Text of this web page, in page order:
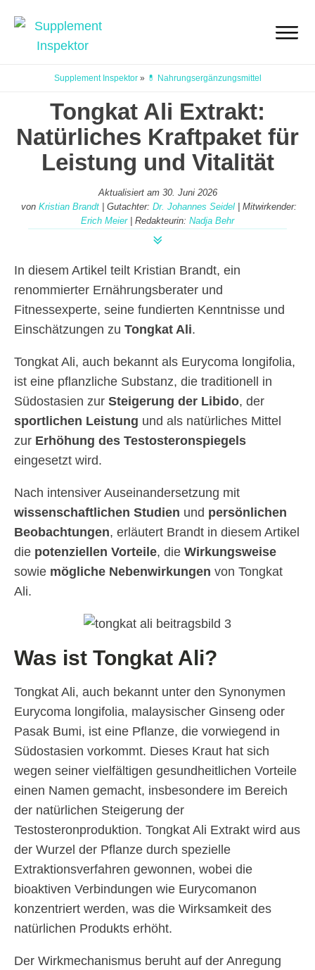
Supplement Inspektor» 💊 Nahrungsergänzungsmittel
Tongkat Ali Extrakt:
Natürliches Kraftpaket für
Leistung und Vitalität
Aktualisiert am 30. Juni 2026
von Kristian Brandt | Gutachter: Dr. Johannes Seidel | Mitwirkender:
Erich Meier| Redakteurin: Nadja Behr
In diesem Artikel teilt Kristian Brandt, ein
renommierter Ernährungsberater und
Fitnessexperte, seine fundierten Kenntnisse und
Einschätzungen zu Tongkat Ali.
Tongkat Ali, auch bekannt als Eurycoma longifolia,
ist eine pflanzliche Substanz, die traditionell in
Südostasien zur Steigerung der Libido, der
sportlichen Leistung und als natürliches Mittel
zur Erhöhung des Testosteronspiegels
eingesetzt wird.
Nach intensiver Auseinandersetzung mit
wissenschaftlichen Studien und persönlichen
Beobachtungen, erläutert Brandt in diesem Artikel
die potenziellen Vorteile, die Wirkungsweise
sowie mögliche Nebenwirkungen von Tongkat
Ali.
Was ist Tongkat Ali?
Tongkat Ali, auch bekannt unter den Synonymen
Eurycoma longifolia, malaysischer Ginseng oder
Pasak Bumi, ist eine Pflanze, die vorwiegend in
Südostasien vorkommt. Dieses Kraut hat sich
wegen seiner vielfältigen gesundheitlichen Vorteile
einen Namen gemacht, insbesondere im Bereich
der natürlichen Steigerung der
Testosteronproduktion. Tongkat Ali Extrakt wird aus
der Wurzel der Pflanze durch spezielle
Extraktionsverfahren gewonnen, wobei die
bioaktiven Verbindungen wie Eurycomanon
konzentriert werden, was die Wirksamkeit des
natürlichen Produkts erhöht.
Der Wirkmechanismus beruht auf der Anregung